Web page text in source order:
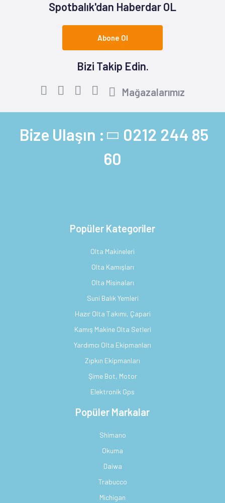
Spotbalık'dan Haberdar OL
Abone Ol
Bizi Takip Edin.
Mağazalarımız
Bize Ulaşın : 0212 244 85
60
Popüler Kategoriler
Olta Makineleri
Olta Kamışları
Olta Misinaları
Suni Balık Yemleri
Hazır Olta Takımı, Çapari
Kamış Makine Olta Setleri
Yardımcı Olta Ekipmanları
Zıpkın Ekipmanları
Şime Bot, Motor
Elektronik Gps
Popüler Markalar
Shimano
Okuma
Daiwa
Trabucco
Michigan